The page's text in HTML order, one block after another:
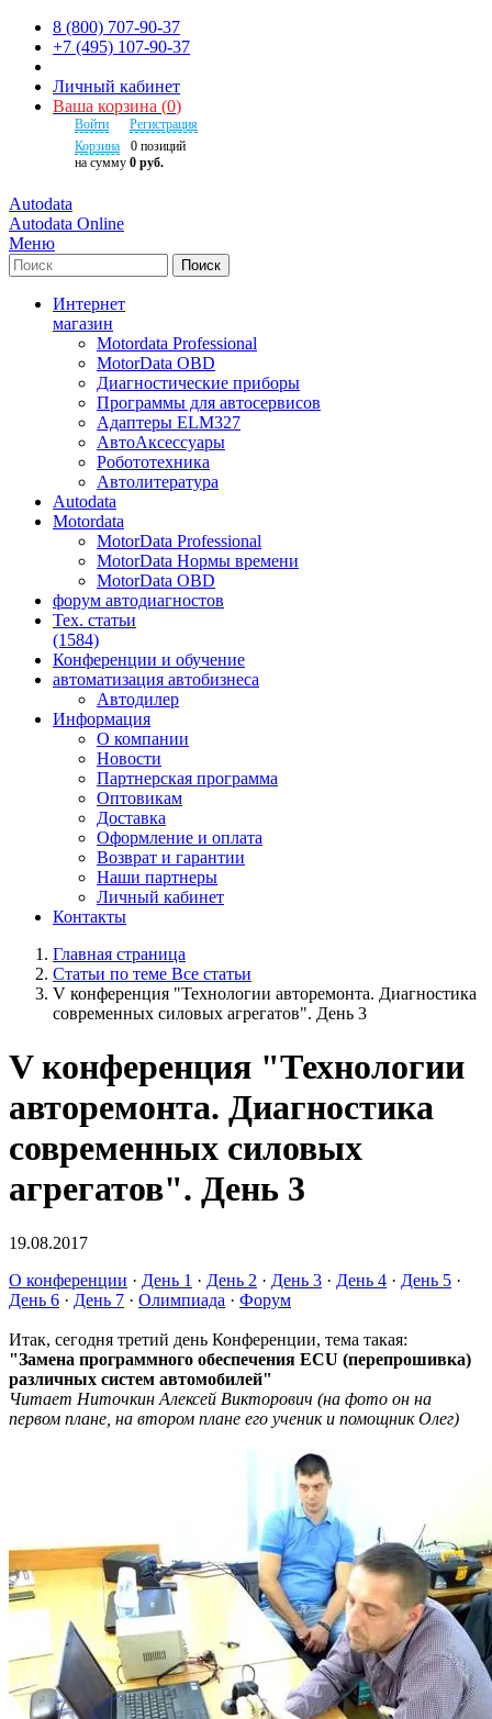
8 (800) 707-90-37
+7 (495) 107-90-37
Личный кабинет
Ваша корзина (0)
Войти
Регистрация
Корзина
0 позиций
на сумму 0 руб.
Autodata
Autodata Online
Меню
Поиск
Интернет
магазин
Motordata Professional
MotorData OBD
Диагностические приборы
Программы для автосервисов
Адаптеры ELM327
АвтоАксессуары
Робототехника
Автолитература
Autodata
Motordata
MotorData Professional
MotorData Нормы времени
MotorData OBD
форум автодиагностов
Тех. статьи
(1584)
Конференции и обучение
автоматизация автобизнеса
Автодилер
Информация
О компании
Новости
Партнерская программа
Оптовикам
Доставка
Оформление и оплата
Возврат и гарантии
Наши партнеры
Личный кабинет
Контакты
Главная страница
Статьи по теме Все статьи
V конференция "Технологии авторемонта. Диагностика
современных силовых агрегатов". День 3
V конференция "Технологии
авторемонта. Диагностика
современных силовых
агрегатов". День 3
19.08.2017
О конференции · День 1 · День 2 · День 3 · День 4 · День 5 ·
День 6 · День 7 · Олимпиада · Форум
Итак, сегодня третий день Конференции, тема такая:
"Замена программного обеспечения ECU (перепрошивка)
различных систем автомобилей"
Читает Ниточкин Алексей Викторович (на фото он на
первом плане, на втором плане его ученик и помощник Олег)